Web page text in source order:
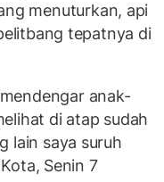
menuturkan, api
tepatnya di
anak-
di atap sudah
lain saya suruh
Senin 7